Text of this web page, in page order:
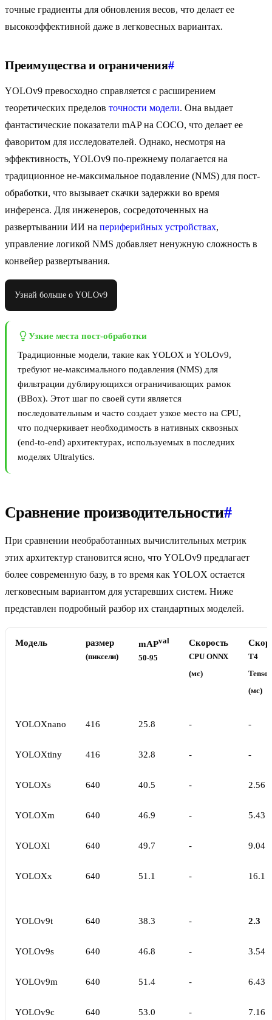
точные градиенты для обновления весов, что делает ее
высокоэффективной даже в легковесных вариантах.
Преимущества и ограничения#
YOLOv9 превосходно справляется с расширением
теоретических пределов точности модели. Она выдает
фантастические показатели mAP на COCO, что делает ее
фаворитом для исследователей. Однако, несмотря на
эффективность, YOLOv9 по-прежнему полагается на
традиционное не-максимальное подавление (NMS) для пост-
обработки, что вызывает скачки задержки во время
инференса. Для инженеров, сосредоточенных на
развертывании ИИ на периферийных устройствах,
управление логикой NMS добавляет ненужную сложность в
конвейер развертывания.
Узнай больше о YOLOv9
Узкие места пост-обработки
Традиционные модели, такие как YOLOX и YOLOv9,
требуют не-максимального подавления (NMS) для
фильтрации дублирующихся ограничивающих рамок
(BBox). Этот шаг по своей сути является
последовательным и часто создает узкое место на CPU,
что подчеркивает необходимость в нативных сквозных
(end-to-end) архитектурах, используемых в последних
моделях Ultralytics.
Сравнение производительности#
При сравнении необработанных вычислительных метрик
этих архитектур становится ясно, что YOLOv9 предлагает
более современную базу, в то время как YOLOX остается
легковесным вариантом для устаревших систем. Ниже
представлен подробный разбор их стандартных моделей.
Модель размер
(пиксели)
mAPval
50-95
Скорость
CPU ONNX
(мс)
T4
(мс)
YOLOXnano 416 25.8 - -
YOLOXtiny 416 32.8 - -
YOLOXs 640 40.5 - 2.56
YOLOXm 640 46.9 - 5.43
YOLOXl 640 49.7 - 9.04
YOLOXx 640 51.1 - 16.1
YOLOv9t 640 38.3 - 2.3
YOLOv9s 640 46.8 - 3.54
YOLOv9m 640 51.4 - 6.43
YOLOv9c 640 53.0 - 7.16